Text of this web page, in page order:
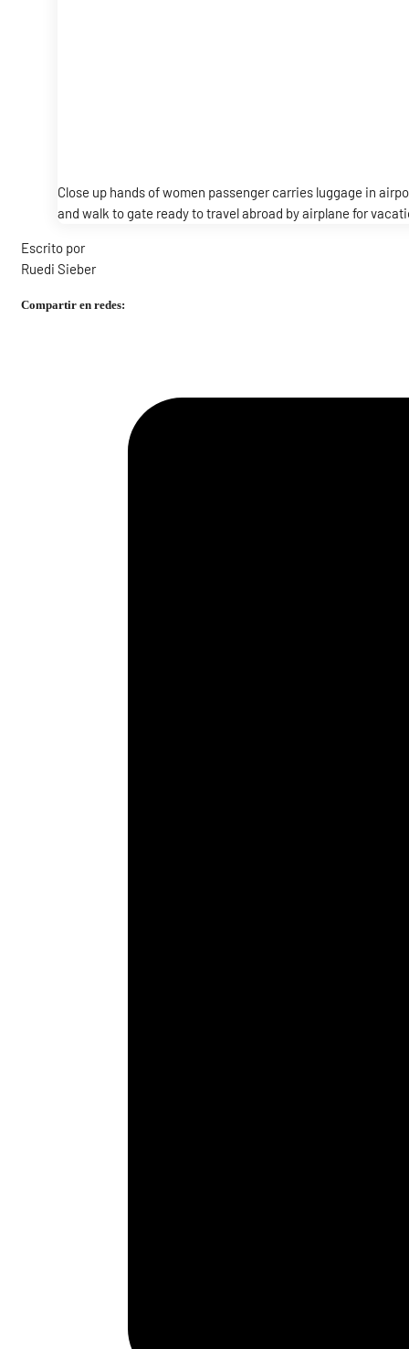
Close up hands of women passenger carries luggage in
and walk to gate ready to travel abroad by airplane for
Escrito por
Ruedi Sieber
Compartir en redes: